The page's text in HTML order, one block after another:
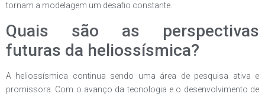
tornam a modelagem um desafio constante.
Quais são as perspectivas
futuras da heliossísmica?
A heliossísmica continua sendo uma área de pesquisa ativa e
promissora. Com o avanço da tecnologia e o desenvolvimento de